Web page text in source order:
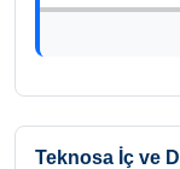
Teknosa İç ve